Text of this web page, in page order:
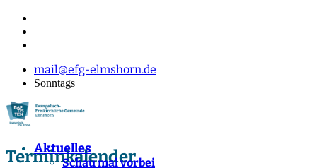
mail@efg-elmshorn.de
Sonntags
Aktuelles
Schau mal vorbei
Terminkalender